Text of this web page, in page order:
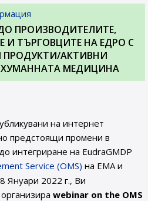
ПРОИЗВОДИТЕЛИТЕ,
И ТЪРГОВЦИТЕ НА ЕДРО С
ПРОДУКТИ/АКТИВНИ
ХУМАННАТА МЕДИЦИНА
на интернет
предстоящи промени в
интегриране на EudraGMDP
Service (OMS) на EMA и
Януари 2022 г., Ви
webinar on the OMS